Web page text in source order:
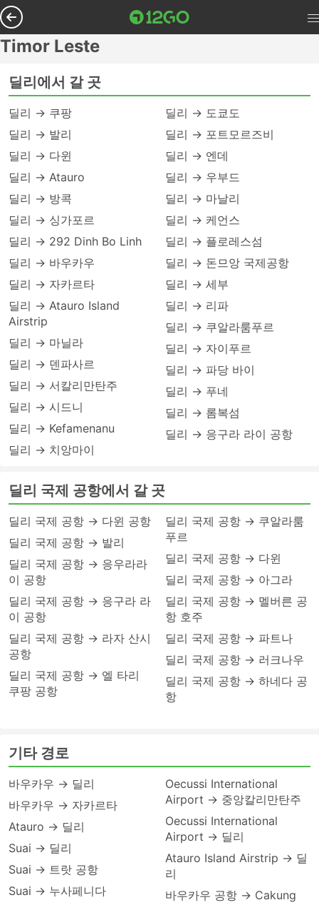
Timor Leste
딜리에서 갈 곳
딜리 → 쿠팡
딜리 → 발리
딜리 → 다윈
딜리 → Atauro
딜리 → 방콕
딜리 → 싱가포르
딜리 → 292 Dinh Bo Linh
딜리 → 바우카우
딜리 → 자카르타
딜리 → Atauro Island
Airstrip
딜리 → 마닐라
딜리 → 덴파사르
딜리 → 서칼리만탄주
딜리 → 시드니
딜리 → Kefamenanu
딜리 → 치앙마이
딜리 → 도쿄도
딜리 → 포트모르즈비
딜리 → 엔데
딜리 → 우부드
딜리 → 마날리
딜리 → 케언스
딜리 → 플로레스섬
딜리 → 돈므앙 국제공항
딜리 → 세부
딜리 → 리파
딜리 → 쿠알라룸푸르
딜리 → 자이푸르
딜리 → 파당 바이
딜리 → 푸네
딜리 → 롬복섬
딜리 → 응구라 라이 공항
딜리 국제 공항에서 갈 곳
딜리 국제 공항 → 다윈 공항
딜리 국제 공항 → 발리
딜리 국제 공항 → 응우라라
이 공항
딜리 국제 공항 → 응구라 라
이 공항
딜리 국제 공항 → 라자 산시
공항
딜리 국제 공항 → 엘 타리
쿠팡 공항
딜리 국제 공항 → 쿠알라룸
푸르
딜리 국제 공항 → 다윈
딜리 국제 공항 → 아그라
딜리 국제 공항 → 멜버른 공
항 호주
딜리 국제 공항 → 파트나
딜리 국제 공항 → 러크나우
딜리 국제 공항 → 하네다 공
항
기타 경로
바우카우 → 딜리
바우카우 → 자카르타
Atauro → 딜리
Suai → 딜리
Suai → 트랏 공항
Suai → 누사페니다
Oecussi International
Airport → 중앙칼리만탄주
Oecussi International
Airport → 딜리
Atauro Island Airstrip → 딜
리
바우카우 공항 → Cakung